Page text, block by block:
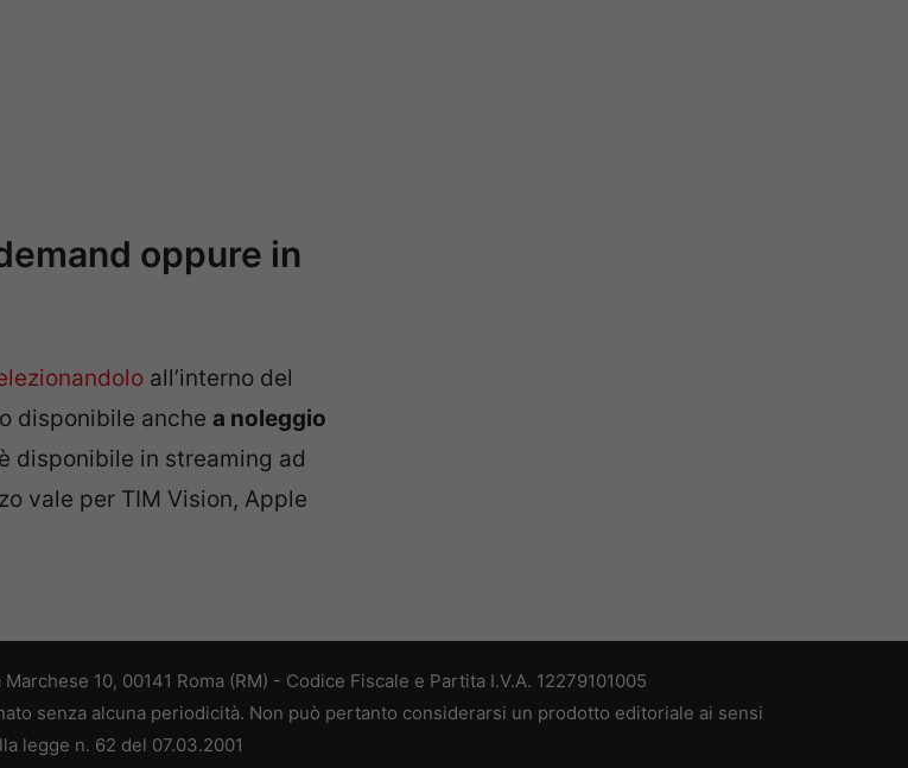
oppure in
all’interno del
disponibile anche a noleggio
disponibile in streaming ad
vale per TIM Vision, Apple
10, 00141 Roma (RM) - Codice Fiscale e Partita I.V.A. 12279101005
senza alcuna periodicità. Non può pertanto considerarsi un prodotto editoriale ai sensi
legge n. 62 del 07.03.2001